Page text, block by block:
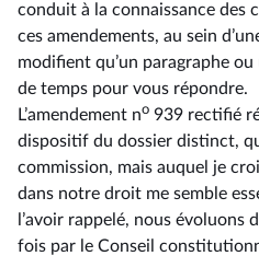
conduit à la connaissance des
ces amendements, au sein
modifient qu’un paragraphe
de temps pour vous répondre.
L’amendement no 939 rectifié
dispositif du dossier distinct,
commission, mais auquel je
dans notre droit me semble
l’avoir rappelé, nous évoluons
fois par le Conseil